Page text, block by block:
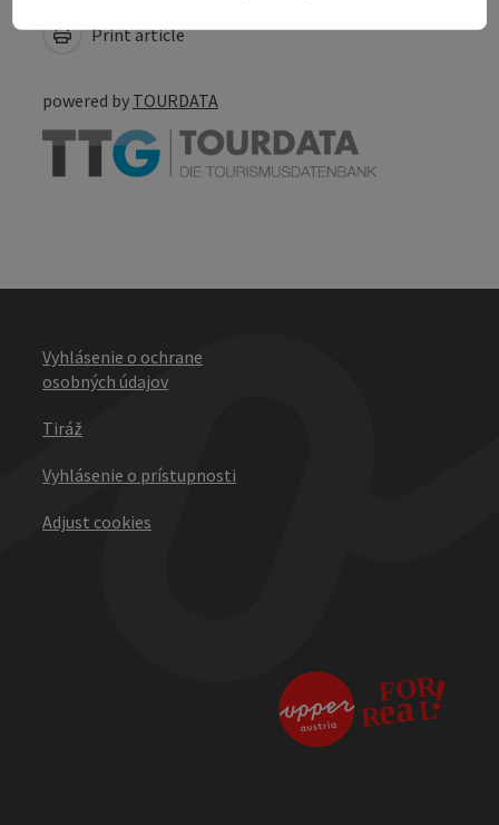
Print article
powered by TOURDATA
Vyhlásenie o ochrane
osobných údajov
Tiráž
Vyhlásenie o prístupnosti
Adjust cookies